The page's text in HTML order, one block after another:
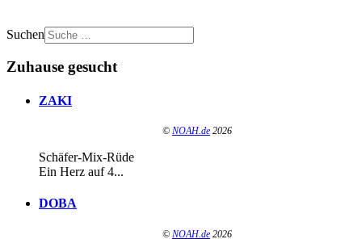
Suchen
Zuhause gesucht
ZAKI
© NOAH.de 2026
Schäfer-Mix-Rüde
Ein Herz auf 4...
DOBA
© NOAH.de 2026